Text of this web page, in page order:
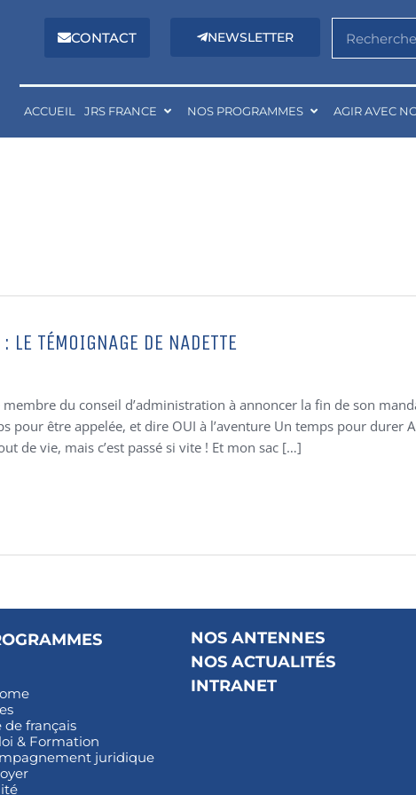
CONTACT NEWSLETTER
ACCUEIL JRS FRANCE NOS PROGRAMMES AGIR AVEC
LE TÉMOIGNAGE DE NADETTE
membre du conseil d’administration à annoncer la fin de son
être appelée, et dire OUI à l’aventure Un temps pour durer
de vie, mais c’est passé si vite ! Et mon sac […]
de français
& Formation
juridique
NOS ANTENNES
NOS ACTUALITÉS
INTRANET